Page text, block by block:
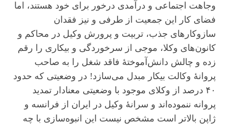
وجاهت اجتماعی و درآمدی درخور برای خود هستند، اما
فضای کار این جمعیت از طرفی و نیز فقدان
سازوکار‌های جذب، تربیت و پرورش وکیل در محاکم و
کانون‌های وکلا، موجی از سرخوردگی و بیکاری را رقم
زده و چالش دانش‌آموختۀ فاقد شغل را به صاحب
پروانۀ وکالت بیکار مبدل می‌سازد! در وضعیتی که حدود
۴۰ درصد از وکلای موجود با وضعیتی معنادار تمدید
پروانه ننموده‌اند و سرانۀ وکیل در ایران از فرانسه و
ژاپن بالاتر است مشخص نیست این انبوه‌سازی با چه